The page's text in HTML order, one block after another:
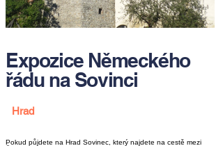
Expozice Německého
řádu na Sovinci
Hrad
Pokud půjdete na Hrad Sovinec, který najdete na cestě mezi